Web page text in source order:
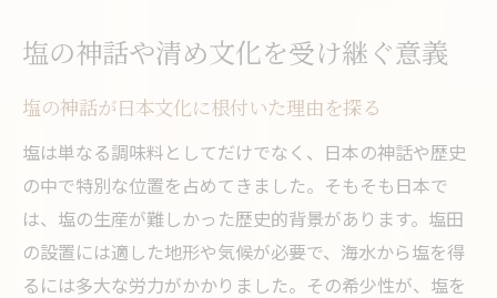
塩の神話や清め文化を受け継ぐ意義
塩の神話が日本文化に根付いた理由を探る
塩は単なる調味料としてだけでなく、日本の神話や歴史
の中で特別な位置を占めてきました。そもそも日本で
は、塩の生産が難しかった歴史的背景があります。塩田
の設置には適した地形や気候が必要で、海水から塩を得
るには多大な労力がかかりました。その希少性が、塩を